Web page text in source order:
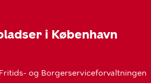
i København
og Borgerserviceforvaltningen